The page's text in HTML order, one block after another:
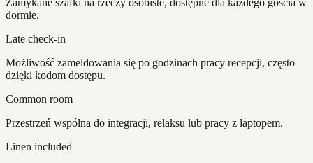
dormie.
Late check-in
Możliwość zameldowania się po godzinach pracy recepcji, często
dzięki kodom dostępu.
Common room
Przestrzeń wspólna do integracji, relaksu lub pracy z laptopem.
Linen included